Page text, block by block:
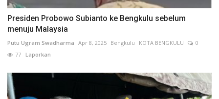
Presiden Probowo Subianto ke Bengkulu sebelum
menuju Malaysia
Putu Ugram Swadharma Apr 8, 2025 Bengkulu KOTA BENGKULU
0
77 Laporkan